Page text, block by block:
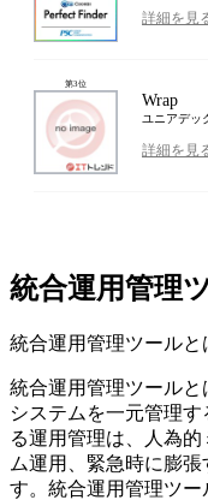
詳細を見
第3位
Wrap
ユニアデッ
詳細を見
統合運用管理
統合運用管理ツールと
統合運用管理ツール
システムを一元管理
る運用管理は、人為
ム運用、緊急時に膨
す。統合運用管理ツ